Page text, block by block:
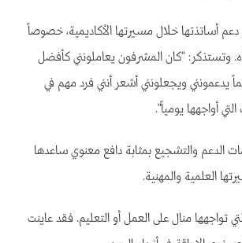
أساتذتها خلال مسيرتها الأكاديمية، خصوصاً
وتستذكر: "كان المشرفون يعاملونني كأفضل
يدعمونني ويجعلونني أشعر أنني فرد مهم في
أواجهها يومياً".
الدعم والتشجيع بمثابة دافع معنوي ساعدها
العلمية والمهنية.
تواجهها منال على العمل أو التعليم. فقد عاينت